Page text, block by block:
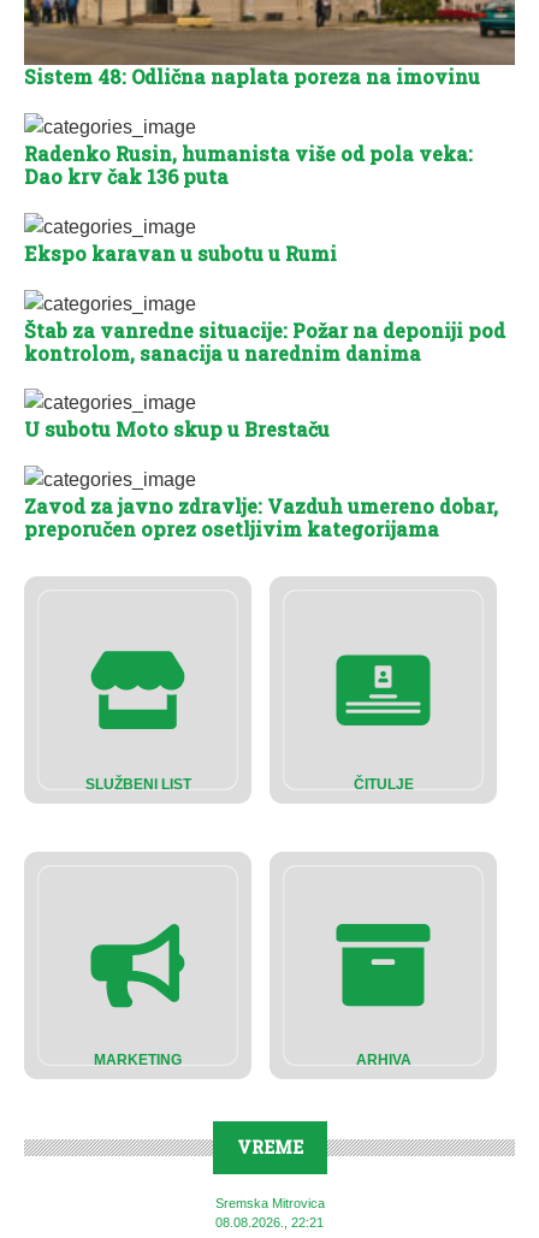
SLUŽBENI LIST ČITULJE
MARKETING ARHIVA
VREME
Sremska Mitrovica
08.08.2026., 22:21
Sistem 48: Odlična naplata poreza na imovinu
Radenko Rusin, humanista više od pola veka:
Dao krv čak 136 puta
Ekspo karavan u subotu u Rumi
Štab za vanredne situacije: Požar na deponiji pod
kontrolom, sanacija u narednim danima
U subotu Moto skup u Brestaču
Zavod za javno zdravlje: Vazduh umereno dobar,
preporučen oprez osetljivim kategorijama